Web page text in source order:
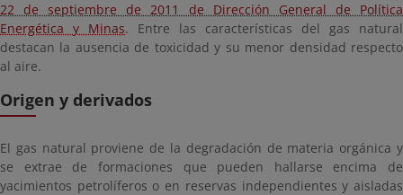
22 de septiembre de 2011 de Dirección General de Política
Energética y Minas. Entre las características del gas natural
destacan la ausencia de toxicidad y su menor densidad respecto
al aire.
Origen y derivados
El gas natural proviene de la degradación de materia orgánica y
se extrae de formaciones que pueden hallarse encima de
yacimientos petrolíferos o en reservas independientes y aisladas